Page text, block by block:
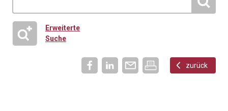
Erweiterte
Suche
zurück